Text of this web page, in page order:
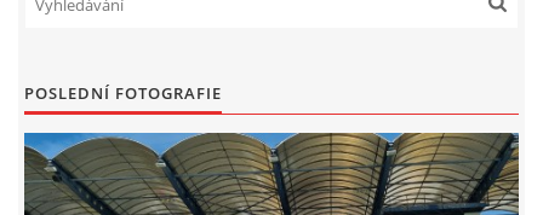
ARCHÍV
DOTACE
POSLEDNÍ FOTOGRAFIE